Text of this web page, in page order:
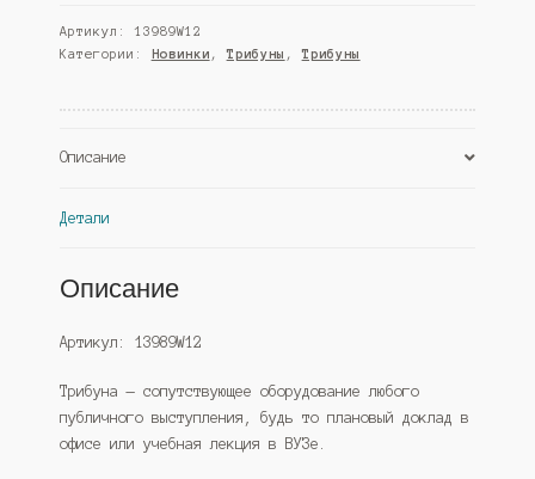
№2,
Дуб
(Westcom)
Артикул:13989W12
Категории: Новинки ,Трибуны ,Трибуны
Описание
Детали
Описание
Артикул: 13989W12
Трибуна — сопутствующее оборудование любого
публичного выступления, будь то плановый доклад в
офисе или учебная лекция в ВУЗе.